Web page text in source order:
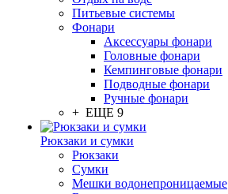
Питьевые системы
Фонари
Аксессуары фонари
Головные фонари
Кемпинговые фонари
Подводные фонари
Ручные фонари
+ ЕЩЕ 9
Рюкзаки и сумки
Рюкзаки
Сумки
Мешки водонепроницаемые